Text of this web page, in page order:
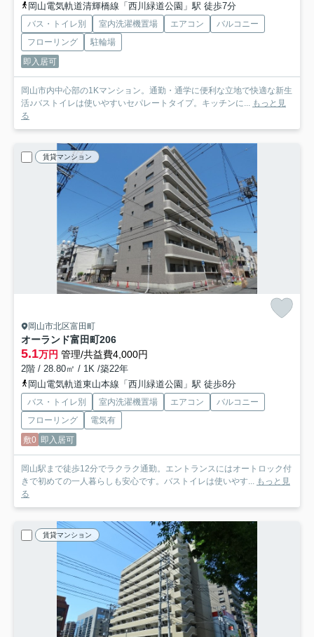
岡山電気軌道清輝橋線「西川緑道公園」駅 徒歩7分
バス・トイレ別 室内洗濯機置場 エアコン
バルコニー
フローリング
駐輪場
即入居可
岡山市内中心部の1Kマンション。通勤・通学に便利な立地で快適な新生
活♪バストイレは使いやすいセパレートタイプ。キッチンに... もっと見
る
賃貸マンション
岡山市北区富田町
オーランド富田町206
5.1万円 管理/共益費4,000円
2階 / 28.80㎡ / 1K /築22年
岡山電気軌道東山本線「西川緑道公園」駅 徒歩8分
バス・トイレ別 室内洗濯機置場 エアコン
バルコニー
フローリング
電気有
敷0 即入居可
岡山駅まで徒歩12分でラクラク通勤。エントランスにはオートロック付
きで初めての一人暮らしも安心です。バストイレは使いやす... もっと見
る
賃貸マンション